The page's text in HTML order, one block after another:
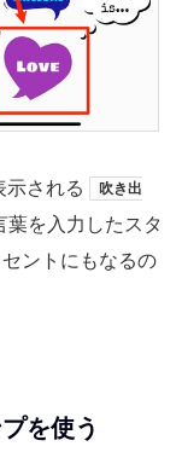
示される 吹き出
葉を入力したスタ
ントにもなるの
を使う